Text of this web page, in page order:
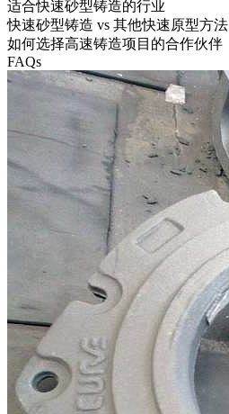
适合快速砂型铸造的行业
快速砂型铸造 vs 其他快速原型方法
如何选择高速铸造项目的合作伙伴
FAQs